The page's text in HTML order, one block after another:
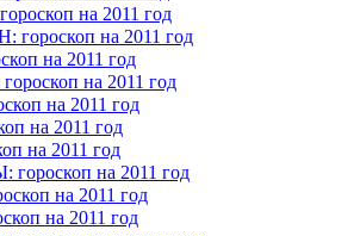
на 2011 год
на 2011 год
на 2011 год
на 2011 год
на 2011 год
на 2011 год
на 2011 год
на 2011 год
на 2011 год
на 2011 год